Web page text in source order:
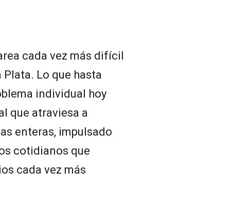
cada vez más difícil
Lo que hasta
individual hoy
que atraviesa a
enteras, impulsado
cotidianos que
cada vez más